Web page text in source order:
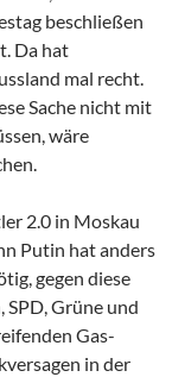
beschließen
Da hat
mal recht.
Sache nicht mit
wäre
2.0 in Moskau
Putin hat anders
gegen diese
Grüne und
Gas-
in der